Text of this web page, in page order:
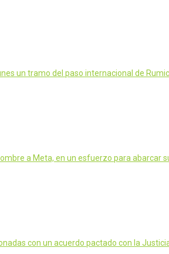
un tramo del paso internacional de
a Meta, en un esfuerzo para abarcar
con un acuerdo pactado con la